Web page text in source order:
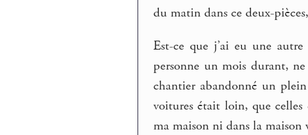
du matin dans ce deux-
Est-ce que j’ai eu une
personne un mois durant,
chantier abandonné un
voitures était loin, que
ma maison ni dans la maison